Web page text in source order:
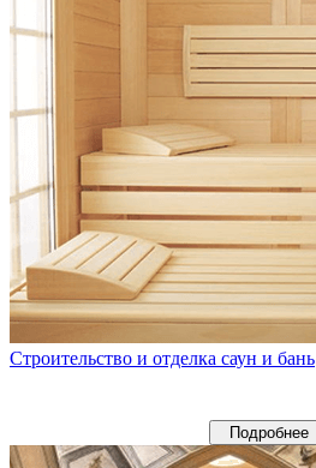
Строительство и отделка саун и бань
Подробнее